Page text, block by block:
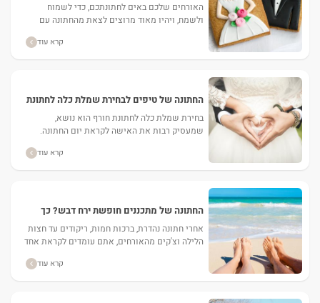
האורחים שלכם באים לחתונתכם, כדי לשמוח
ולשמח, ויהיו מאוד מרוצים לצאת מהחתונה עם
קרא עוד
החתונה של טיפים לבחירת שמלת כלה לחתונת
בחירת שמלת כלה לחתונת חורף הוא נושא,
שמעסיק רבות את האישה לקראת יום החתונה.
קרא עוד
החתונה של מתכננים חופשת ירח דבש? כך
אחרי חתונה נהדרת, ברכות חמות, ריקודים עד חצות
הלילה וצ'קים מהאורחים, אתם עומדים לקראת אחד
קרא עוד